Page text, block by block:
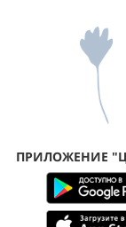
ПРИЛОЖЕНИЕ